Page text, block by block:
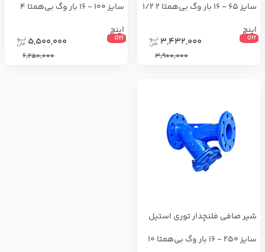
سایز 65 - 16 بار وگ بی‌همتا 2 1/2
اینچ
Off
3,432,000
3,900,000
سایز 100 - 16 بار وگ بی‌همتا 4
اینچ
Off
5,500,000
6,250,000
شیر صافی فلنچدار توری استیل
سایز 250 - 16 بار وگ بی‌همتا 10